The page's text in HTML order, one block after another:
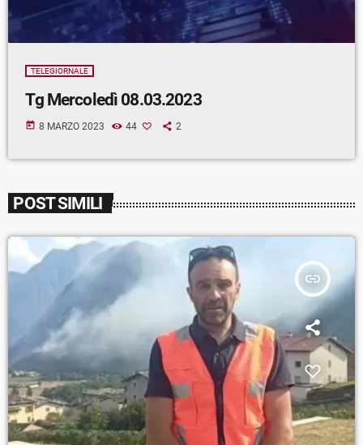
TELEGIORNALE
Tg Mercoledì 08.03.2023
today 8 MARZO 2023 44 2
POST SIMILI
insert_link